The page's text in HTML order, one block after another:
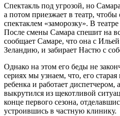
Спектакль под угрозой, но
а потом приезжает в театр, чтобы
спектаклем «заморозку». В
После смены Самара спешит на
сообщает Самаре, что она с
Зеландию, и забирает Настю с
Однако на этом его беды не
сериях мы узнаем, что, его
ребенка и работает
выкрутился из щекотливой
конце первого сезона,
устроившись в частную клинику.